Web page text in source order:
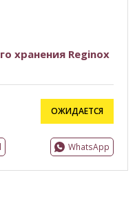
хранения Reginox
ОЖИДАЕТСЯ
WhatsApp